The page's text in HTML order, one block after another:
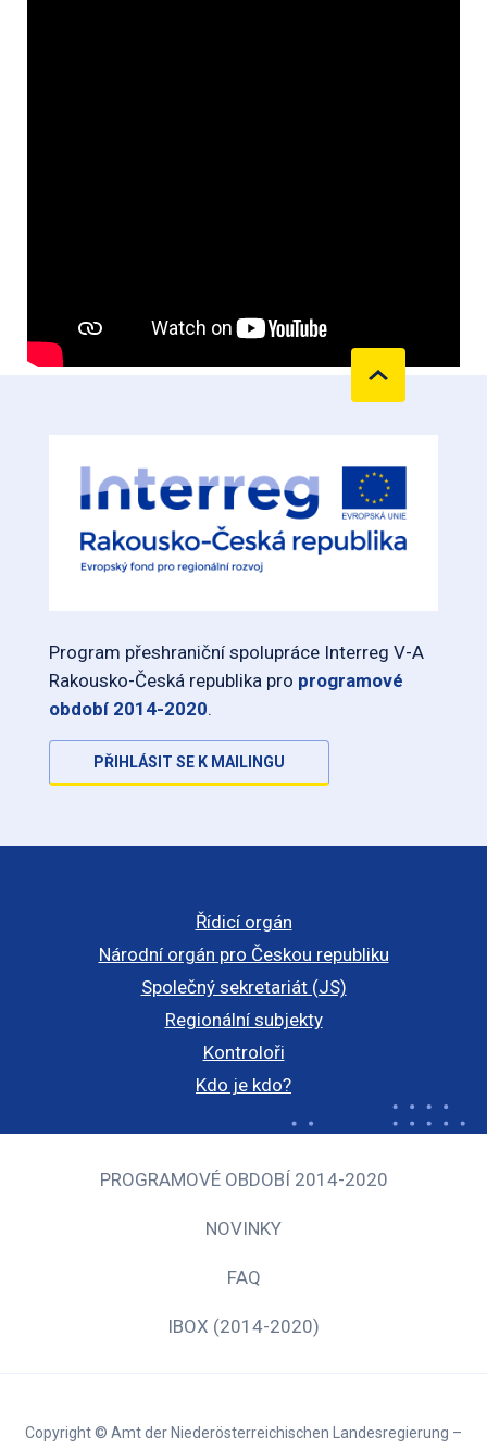
Program přeshraniční spolupráce Interreg V-A
Rakousko-Česká republika pro programové
období 2014-2020.
PŘIHLÁSIT SE K MAILINGU
Řídicí orgán
Národní orgán pro Českou republiku
Společný sekretariát (JS)
Regionální subjekty
Kontroloři
Kdo je kdo?
PROGRAMOVÉ OBDOBÍ 2014-2020
NOVINKY
FAQ
IBOX (2014-2020)
Copyright © Amt der Niederösterreichischen Landesregierung –